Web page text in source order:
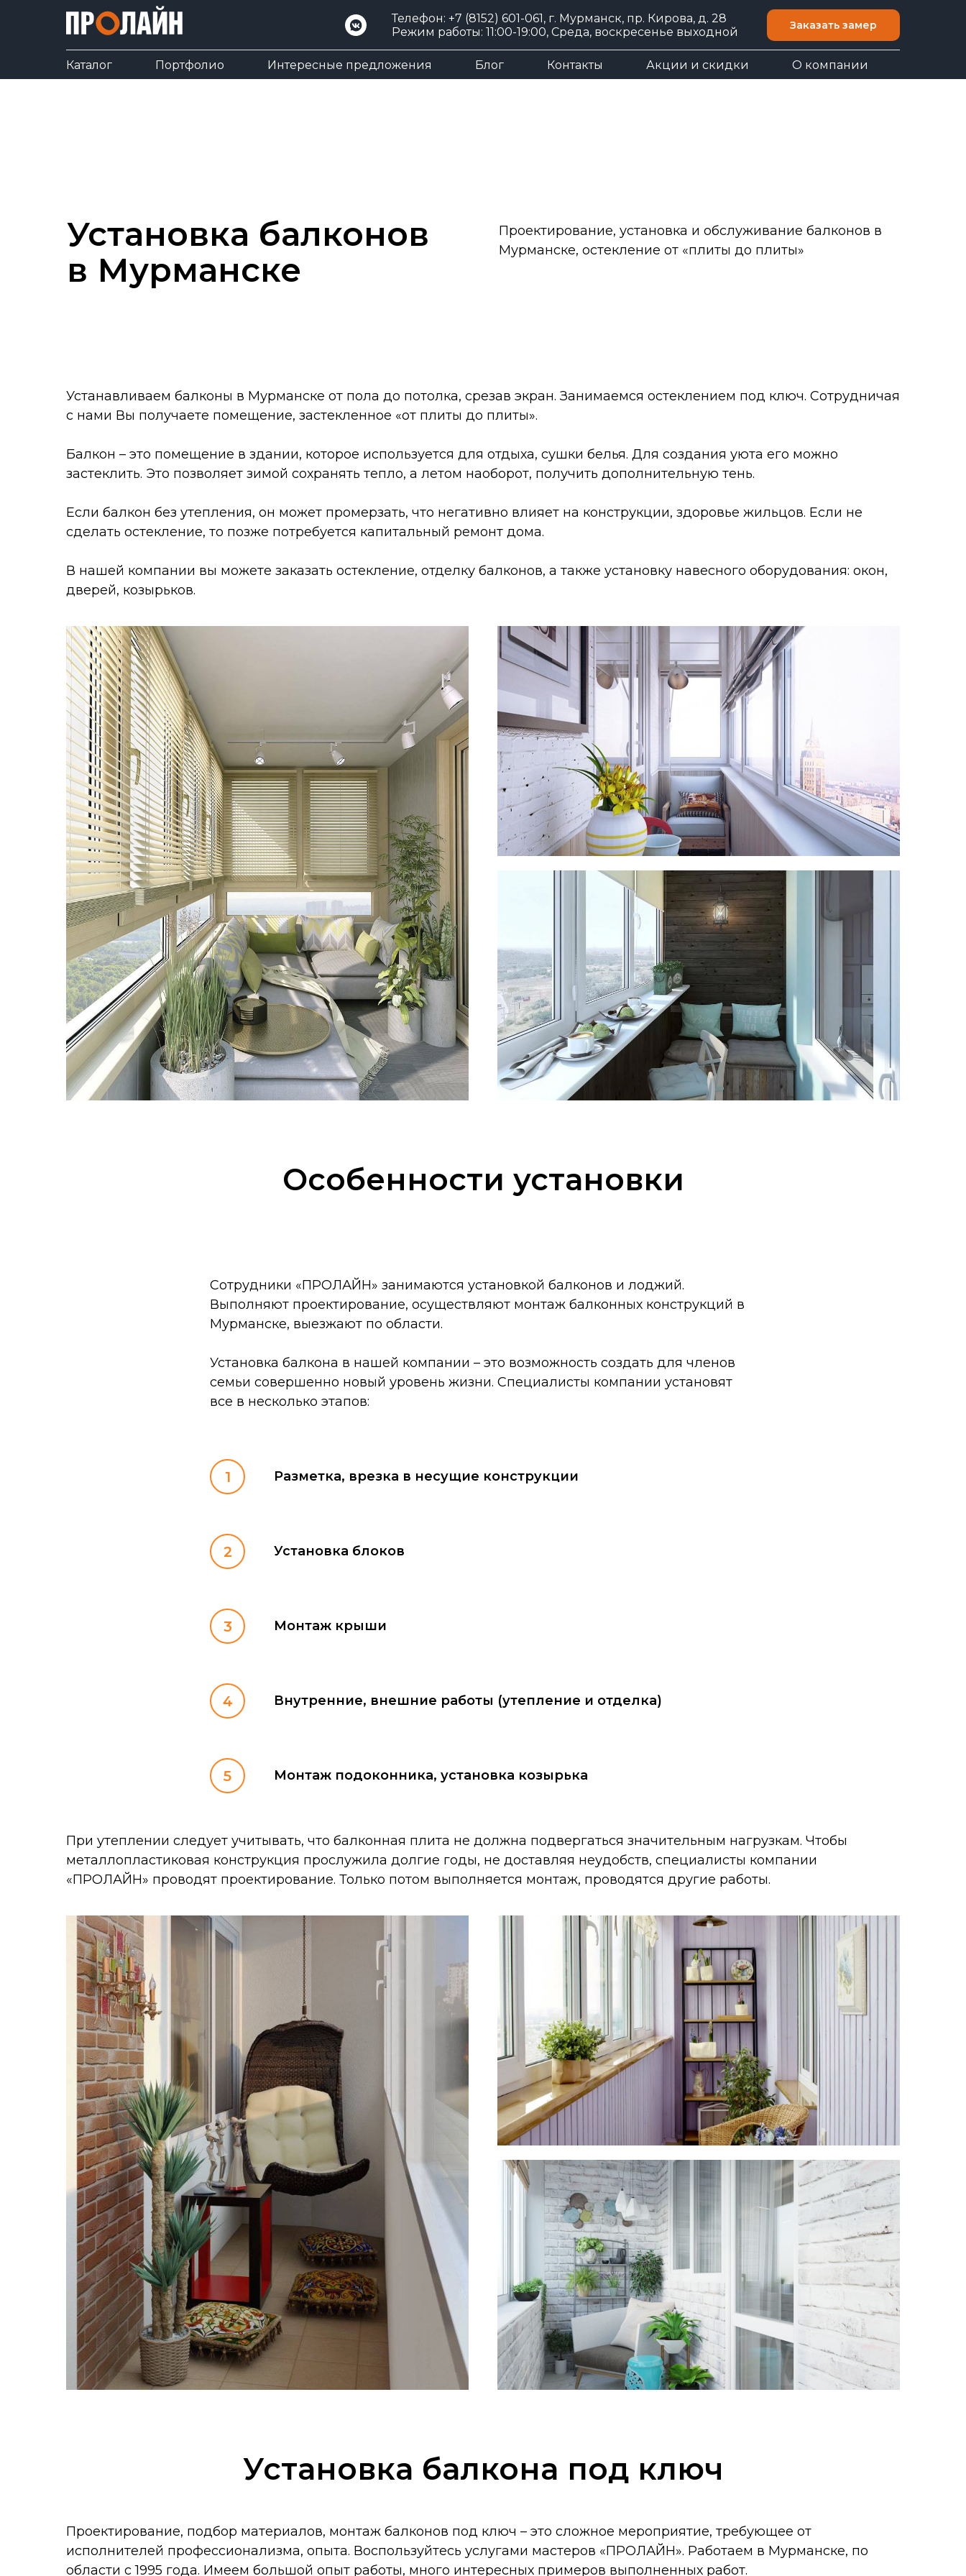
Телефон: +7 (8152) 601-061, г. Мурманск, пр. Кирова, д. 28
Режим работы: 11:00-19:00, Среда, воскресенье выходной
Заказать замер
Каталог Портфолио Интересные предложения Блог Контакты Акции и скидки О компании
Проектирование, установка и обслуживание балконов в
Мурманске, остекление от «плиты до плиты»
Установка балконов
в Мурманске
Устанавливаем балконы в Мурманске от пола до потолка, срезав экран. Занимаемся остеклением под ключ. Сотрудничая
с нами Вы получаете помещение, застекленное «от плиты до плиты».
Балкон – это помещение в здании, которое используется для отдыха, сушки белья. Для создания уюта его можно
застеклить. Это позволяет зимой сохранять тепло, а летом наоборот, получить дополнительную тень.
Если балкон без утепления, он может промерзать, что негативно влияет на конструкции, здоровье жильцов. Если не
сделать остекление, то позже потребуется капитальный ремонт дома.
В нашей компании вы можете заказать остекление, отделку балконов, а также установку навесного оборудования: окон,
дверей, козырьков.
Особенности установки
Сотрудники «ПРОЛАЙН» занимаются установкой балконов и лоджий.
Выполняют проектирование, осуществляют монтаж балконных конструкций в
Мурманске, выезжают по области.
Установка балкона в нашей компании – это возможность создать для членов
семьи совершенно новый уровень жизни. Специалисты компании установят
все в несколько этапов:
Разметка, врезка в несущие конструкции
Установка блоков
Монтаж крыши
Внутренние, внешние работы (утепление и отделка)
Монтаж подоконника, установка козырька
При утеплении следует учитывать, что балконная плита не должна подвергаться значительным нагрузкам. Чтобы
металлопластиковая конструкция прослужила долгие годы, не доставляя неудобств, специалисты компании
«ПРОЛАЙН» проводят проектирование. Только потом выполняется монтаж, проводятся другие работы.
Установка балкона под ключ
Проектирование, подбор материалов, монтаж балконов под ключ – это сложное мероприятие, требующее от
исполнителей профессионализма, опыта. Воспользуйтесь услугами мастеров «ПРОЛАЙН». Работаем в Мурманске, по
области с 1995 года. Имеем большой опыт работы, много интересных примеров выполненных работ.